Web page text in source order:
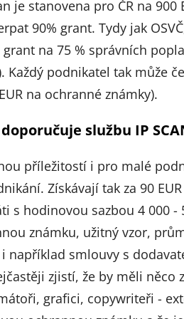
je stanovena pro ČR na
90% grant. Tydy jak
na 75 % správních
Každý podnikatel tak může
na ochranné známky).
službu IP
příležitostí i pro malé
Získávají tak za 90
s hodinovou sazbou 4 000
známku, užitný vzor,
například smlouvy s
zjistí, že by měli něco
grafici, copywriteři -